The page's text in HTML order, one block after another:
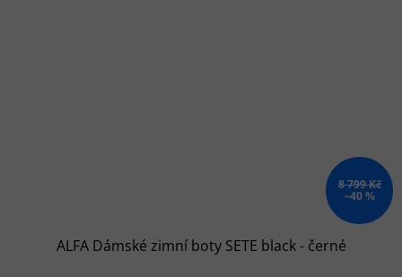
8 799 Kč
–40 %
ALFA Dámské zimní boty SETE black - černé